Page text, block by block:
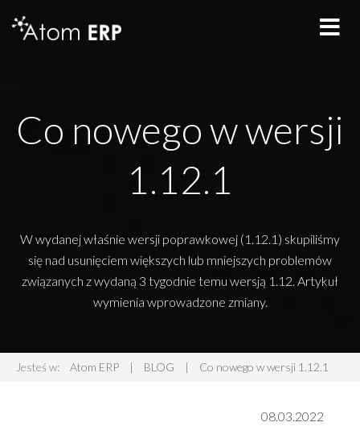
Co nowego w wersji
1.12.1
W wydanej właśnie wersji poprawkowej (1.12.1) skupiliśmy
się nad usunięciem większych lub mniejszych problemów
związanych z wydaną 3 tygodnie temu wersją 1.12. Artykuł
wymienia wprowadzone zmiany.
Jesteś w: Atom ERP | BLOG | Co nowego w wersji 1.12.1
08.03.2022